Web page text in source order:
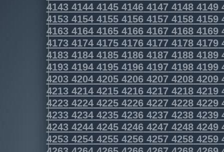
4143414441454146414741484149
4153415441554156415741584159
4163416441654166416741684169
4173417441754176417741784179
4183418441854186418741884189
4193419441954196419741984199
4203420442054206420742084209
4213421442154216421742184219
4223422442254226422742284229
4233423442354236423742384239
4243424442454246424742484249
4253425442554256425742584259